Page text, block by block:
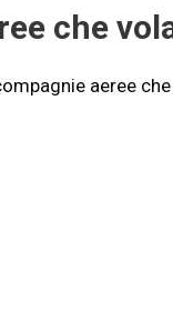
che
aeree